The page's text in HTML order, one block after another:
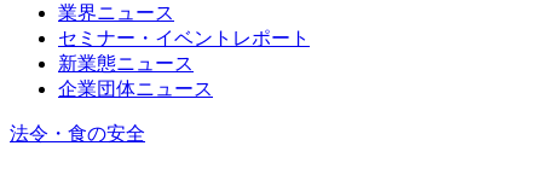
業界ニュース
セミナー・イベントレポート
新業態ニュース
企業団体ニュース
法令・食の安全